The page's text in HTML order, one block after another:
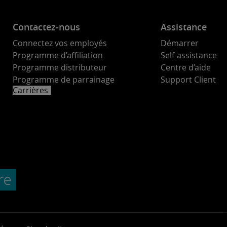
Contactez-nous
Connectez vos employés
Programme d’affiliation
Programme distributeur
Programme de parrainage
Carrières
Assistance
Démarrer
Self-assistance
Centre d’aide
Support Client